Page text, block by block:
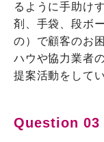
るように手助け
剤、手袋、段ボ
の）で顧客のお
ハウや協力業者
提案活動をしてい
Question 03